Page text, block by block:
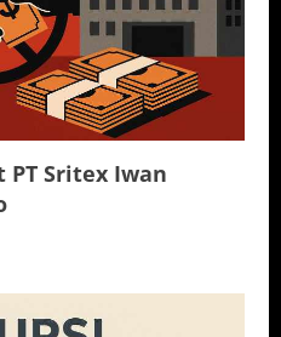
PT Sritex Iwan